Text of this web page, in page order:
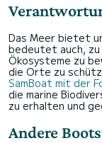
Das Meer bietet
bedeutet auch, zu
Ökosysteme zu
die Orte zu
SamBoat mit der
die marine
zu erhalten und
Andere